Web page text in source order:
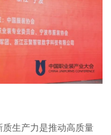
生产力是推动高质量